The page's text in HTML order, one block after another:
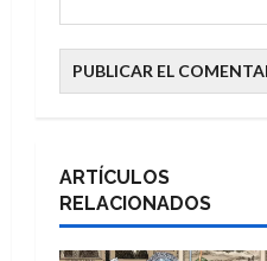
ARTÍCULOS
RELACIONADOS